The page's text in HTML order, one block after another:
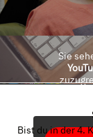
Sie
Bist du in der 4.